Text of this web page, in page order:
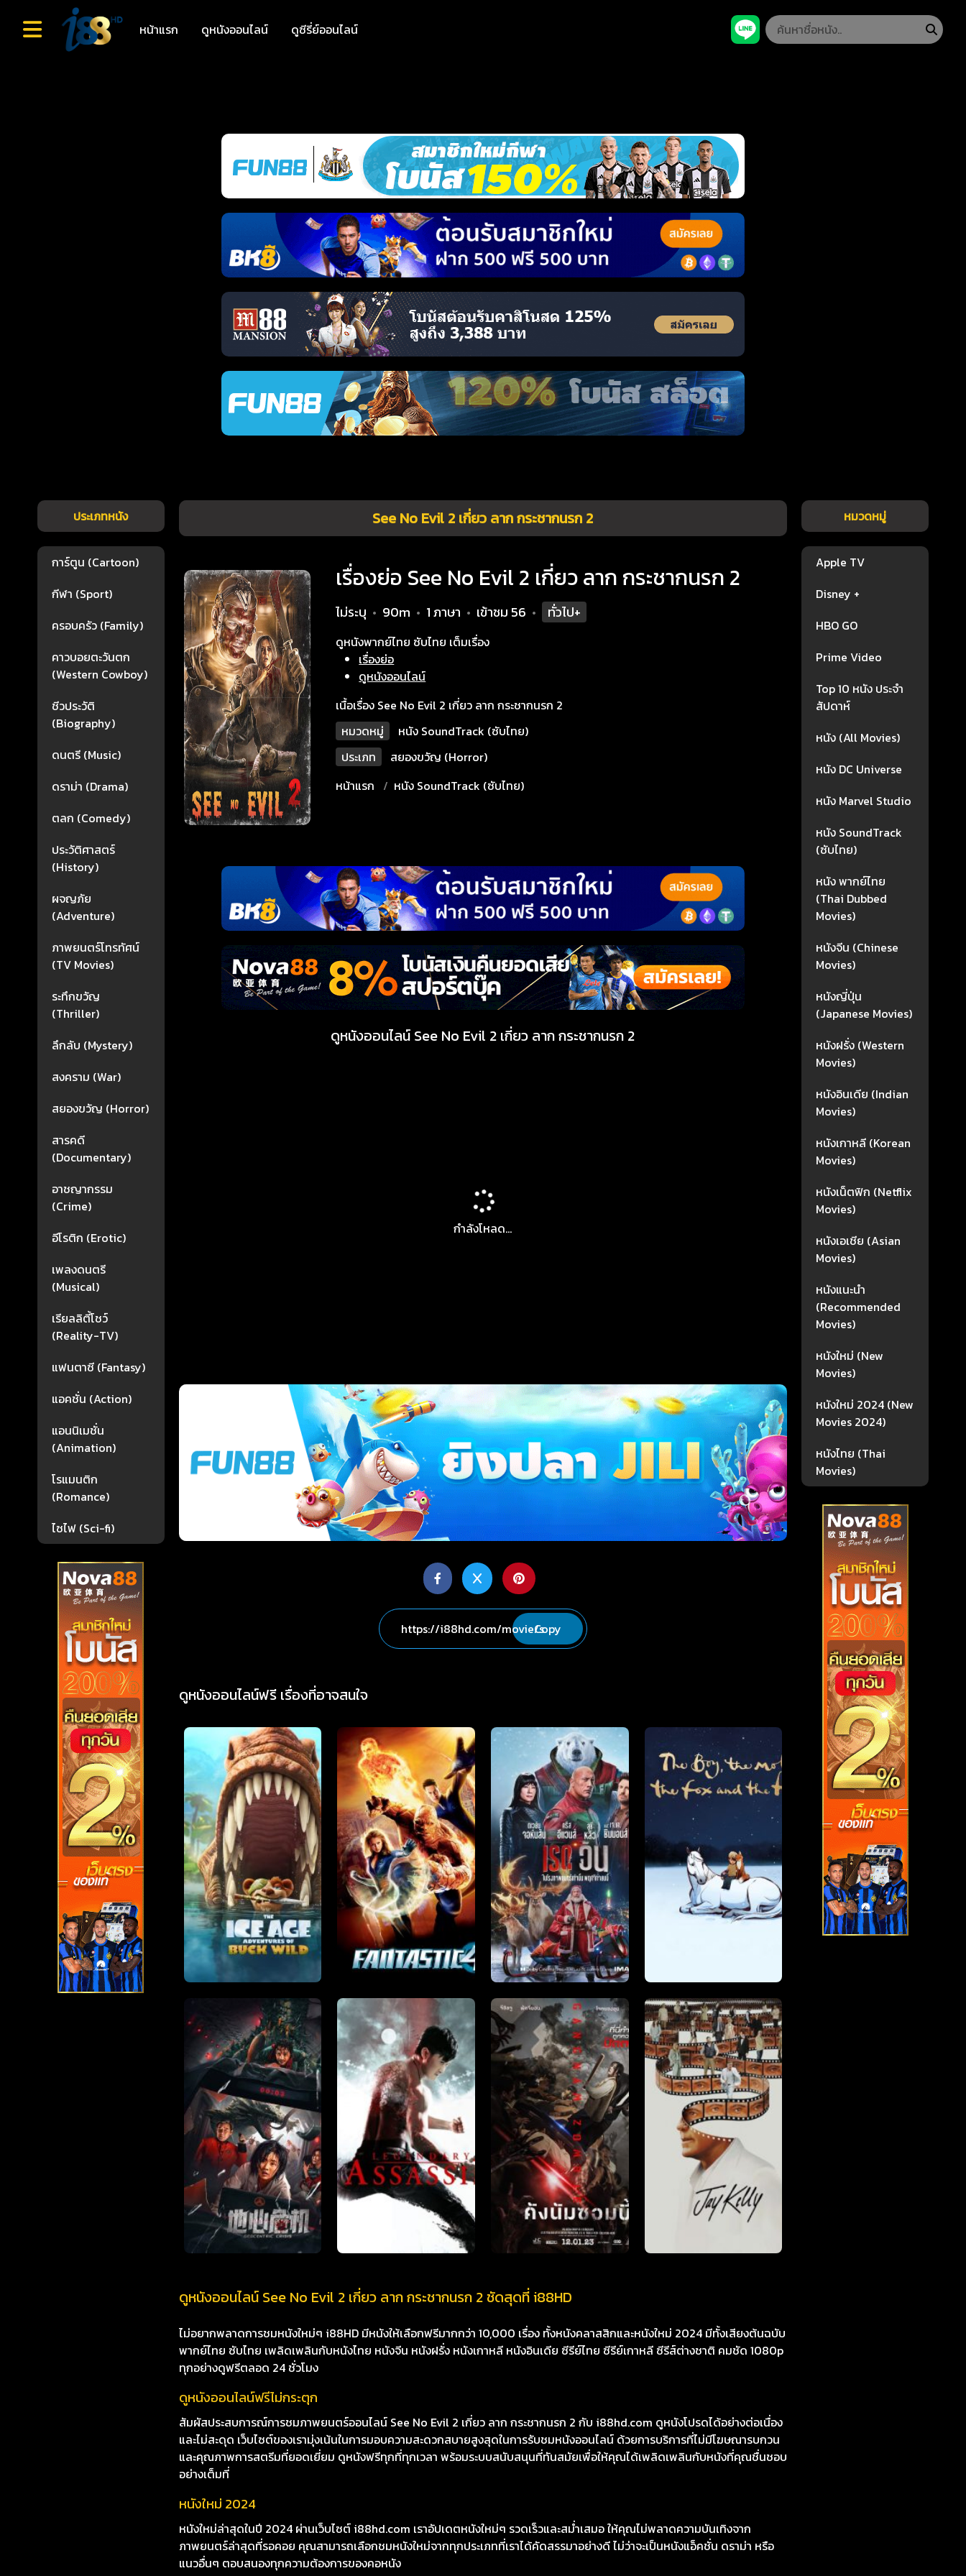
หน้าแรก ดูหนังออนไลน์ ดูซีรี่ย์ออนไลน์
ประเภทหนัง
การ์ตูน (Cartoon)
กีฬา (Sport)
ครอบครัว (Family)
คาวบอยตะวันตก
(Western Cowboy)
ชีวประวัติ
(Biography)
ดนตรี (Music)
ดราม่า (Drama)
ตลก (Comedy)
ประวัติศาสตร์
(History)
ผจญภัย
(Adventure)
ภาพยนตร์โทรทัศน์
(TV Movies)
ระทึกขวัญ
(Thriller)
ลึกลับ (Mystery)
สงคราม (War)
สยองขวัญ (Horror)
สารคดี
(Documentary)
อาชญากรรม
(Crime)
อีโรติก (Erotic)
เพลงดนตรี
(Musical)
เรียลลิตี้โชว์
(Reality-TV)
แฟนตาซี (Fantasy)
แอคชั่น (Action)
แอนนิเมชั่น
(Animation)
โรแมนติก
(Romance)
ไซไฟ (Sci-fi)
See No Evil 2 เกี่ยว ลาก กระชากนรก 2
เรื่องย่อ See No Evil 2 เกี่ยว ลาก กระชากนรก 2
ไม่ระบุ • 90m • 1 ภาษา • เข้าชม 56 • ทั่วไป+
ดูหนังพากย์ไทย ซับไทย เต็มเรื่อง
เรื่องย่อ
ดูหนังออนไลน์
เนื้อเรื่อง See No Evil 2 เกี่ยว ลาก กระชากนรก 2
หมวดหมู่
หนัง SoundTrack (ซับไทย)
ประเภท
สยองขวัญ (Horror)
หน้าแรก
หนัง SoundTrack (ซับไทย)
ดูหนังออนไลน์ See No Evil 2 เกี่ยว ลาก กระชากนรก 2
กำลังโหลด...
Copy
ดูหนังออนไลน์ฟรี เรื่องที่อาจสนใจ
ดูหนังออนไลน์ See No Evil 2 เกี่ยว ลาก กระชากนรก 2 ชัดสุดที่ i88HD
ไม่อยากพลาดการชมหนังใหม่ๆ i88HD มีหนังให้เลือกฟรีมากกว่า 10,000 เรื่อง ทั้งหนังคลาสสิกและหนังใหม่ 2024 มีทั้งเสียงต้นฉบับ
พากย์ไทย ซับไทย เพลิดเพลินกับหนังไทย หนังจีน หนังฝรั่ง หนังเกาหลี หนังอินเดีย ซีรีย์ไทย ซีรีย์เกาหลี ซีรีส์ต่างชาติ คมชัด 1080p
ทุกอย่างดูฟรีตลอด 24 ชั่วโมง
ดูหนังออนไลน์ฟรีไม่กระตุก
สัมผัสประสบการณ์การชมภาพยนตร์ออนไลน์ See No Evil 2 เกี่ยว ลาก กระชากนรก 2 กับ i88hd.com ดูหนังโปรดได้อย่างต่อเนื่อง
และไม่สะดุด เว็บไซต์ของเรามุ่งเน้นในการมอบความสะดวกสบายสูงสุดในการรับชมหนังออนไลน์ ด้วยการบริการที่ไม่มีโฆษณารบกวน
และคุณภาพการสตรีมที่ยอดเยี่ยม ดูหนังฟรีทุกที่ทุกเวลา พร้อมระบบสนับสนุนที่ทันสมัยเพื่อให้คุณได้เพลิดเพลินกับหนังที่คุณชื่นชอบ
อย่างเต็มที่
หนังใหม่ 2024
หนังใหม่ล่าสุดในปี 2024 ผ่านเว็บไซต์ i88hd.com เราอัปเดตหนังใหม่ๆ รวดเร็วและสม่ำเสมอ ให้คุณไม่พลาดความบันเทิงจาก
ภาพยนตร์ล่าสุดที่รอคอย คุณสามารถเลือกชมหนังใหม่จากทุกประเภทที่เราได้คัดสรรมาอย่างดี ไม่ว่าจะเป็นหนังแอ็คชั่น ดราม่า หรือ
แนวอื่นๆ ตอบสนองทุกความต้องการของคอหนัง
หมวดหมู่
Apple TV
Disney +
HBO GO
Prime Video
Top 10 หนัง ประจำ
สัปดาห์
หนัง (All Movies)
หนัง DC Universe
หนัง Marvel Studio
หนัง SoundTrack
(ซับไทย)
หนัง พากย์ไทย
(Thai Dubbed
Movies)
หนังจีน (Chinese
Movies)
หนังญี่ปุ่น
(Japanese Movies)
หนังฝรั่ง (Western
Movies)
หนังอินเดีย (Indian
Movies)
หนังเกาหลี (Korean
Movies)
หนังเน็ตฟิก (Netflix
Movies)
หนังเอเชีย (Asian
Movies)
หนังแนะนำ
(Recommended
Movies)
หนังใหม่ (New
Movies)
หนังใหม่ 2024 (New
Movies 2024)
หนังไทย (Thai
Movies)